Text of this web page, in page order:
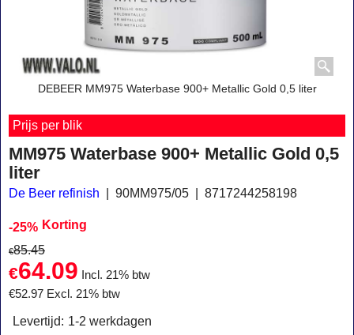
DEBEER MM975 Waterbase 900+ Metallic Gold 0,5 liter
Prijs per blik
MM975 Waterbase 900+ Metallic Gold 0,5
liter
De Beer refinish 90MM975/05 8717244258198
-25% Korting
€85.45
€64.09
Incl. 21% btw
€52.97 Excl. 21% btw
Levertijd: 1-2 werkdagen